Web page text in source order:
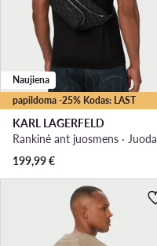
papildoma -25% Kodas: LAST
Naujiena
KARL LAGERFELD
Rankinė ant juosmens · Juoda
199,99€